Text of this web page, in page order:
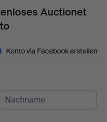
Auctionet
Konto via Facebook erstellen